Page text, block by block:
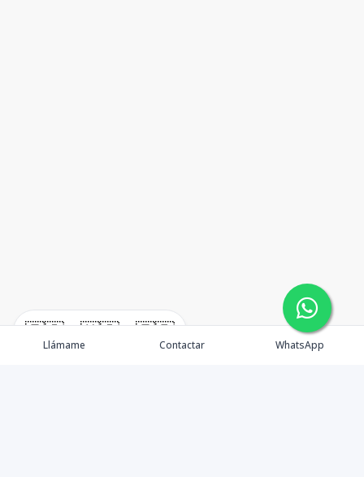
🇪🇸 🇺🇸 🇫🇷
Llámame Contactar WhatsApp